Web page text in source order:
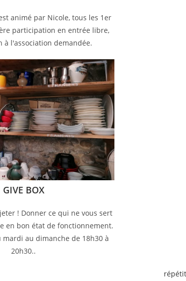
animé par Nicole, tous les 1er
participation en entrée libre,
à l'association demandée.
GIVE BOX
! Donner ce qui ne vous sert
en bon état de fonctionnement.
au dimanche de 18h30 à
20h30..